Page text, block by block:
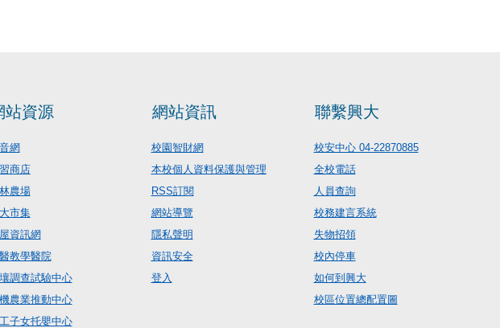
站資源
網
商店
農場
市集
資訊網
教學醫院
調查試驗中心
農業推動中心
子女托嬰中心
網站資訊
校園智財網
本校個人資料保護與管理
RSS訂閱
網站導覽
隱私聲明
資訊安全
登入
聯繫興大
校安中心 04-22870885
全校電話
人員查詢
校務建言系統
失物招領
校內停車
如何到興大
校區位置總配置圖